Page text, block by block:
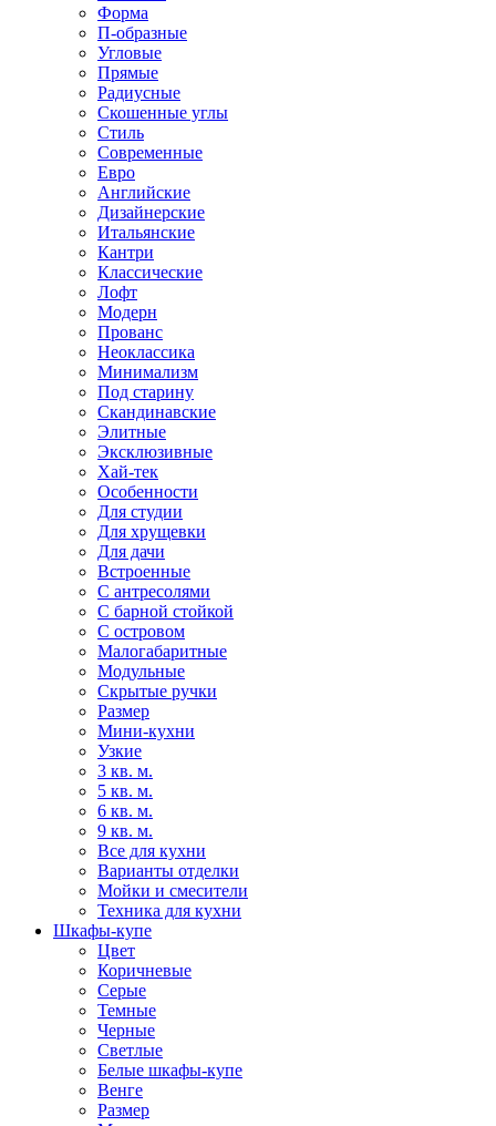
Форма
П-образные
Угловые
Прямые
Радиусные
Скошенные углы
Стиль
Современные
Евро
Английские
Дизайнерские
Итальянские
Кантри
Классические
Лофт
Модерн
Прованс
Неоклассика
Минимализм
Под старину
Скандинавские
Элитные
Эксклюзивные
Хай-тек
Особенности
Для студии
Для хрущевки
Для дачи
Встроенные
С антресолями
С барной стойкой
С островом
Малогабаритные
Модульные
Скрытые ручки
Размер
Мини-кухни
Узкие
3 кв. м.
5 кв. м.
6 кв. м.
9 кв. м.
Все для кухни
Варианты отделки
Мойки и смесители
Техника для кухни
Шкафы-купе
Цвет
Коричневые
Серые
Темные
Черные
Светлые
Белые шкафы-купе
Венге
Размер